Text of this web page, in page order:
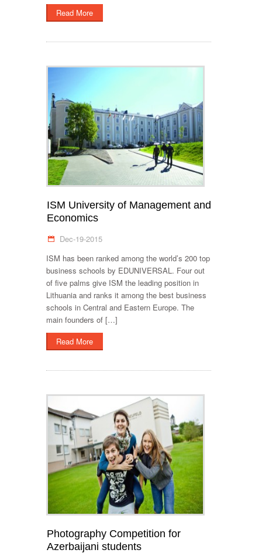
Read More
ISM University of Management and
Economics
Dec-19-2015
ISM has been ranked among the world’s 200 top
business schools by EDUNIVERSAL. Four out
of five palms give ISM the leading position in
Lithuania and ranks it among the best business
schools in Central and Eastern Europe. The
main founders of […]
Read More
Photography Competition for
Azerbaijani students